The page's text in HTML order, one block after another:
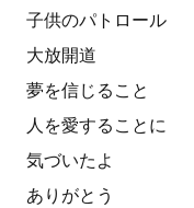
子供のパトロール
大放開道
夢を信じること
人を愛することに
気づいたよ
ありがとう